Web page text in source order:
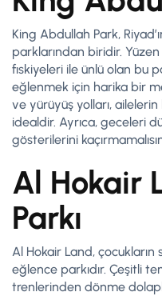
King Abdullah Park,
parklarından biridir.
fıskiyeleri ile ünlü olan bu
eğlenmek için harika bir
ve yürüyüş yolları,
idealdir. Ayrıca, geceleri
gösterilerini
Al Hokair
Parkı
Al Hokair Land, çocukların
eğlence parkıdır. Çeşitli
trenlerinden dönme